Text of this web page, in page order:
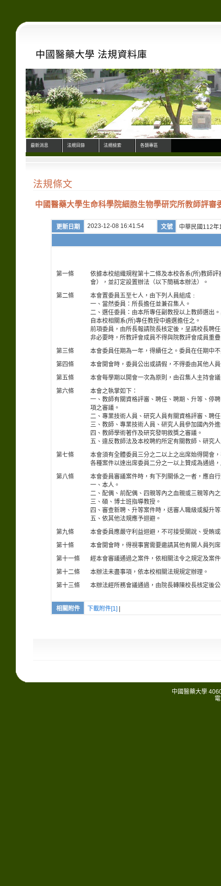
中國醫藥大學 法規資料庫
最新消息 法規目錄 法規檢索 各類專區
法規條文
中國醫藥大學生命科學院細胞生物學研究所教師評審
更新日期 2023-12-08 16:41:54 文號 中華民國112
第一條
依據本校組織規程第十二條及本校各系(所)教師
會），並訂定設置辦法（以下簡稱本辦法）。
第二條
本會置委員五至七人，由下列人員組成﹕
一、當然委員：所長擔任並兼召集人。
二、選任委員：由本所專任副教授以上教師選出
自本校相關系(所)專任教授中遴選擔任之。
前項委員，由所長報請院長核定後，呈請校長聘
非必要時，所教評會成員不得與院教評會成員重
第三條
本會委員任期為一年，得續任之。委員在任期中
第四條
本會開會時，委員公出或請假，不得委由其他人
第五條
本會每學期以開會一次為原則，由召集人主持會
第六條
本會之執掌如下：
一、教師有關資格評審、聘任、聘期、升等、停
項之審議。
二、專業技術人員、研究人員有關資格評審、聘
三、教師、專業技術人員、研究人員參加國內外
四、教師學術著作及研究發明敘獎之審議。
五、違反教師法及本校聘約所定有關教師、研究
第七條
本會須有全體委員三分之二以上之出席始得開會
各種案件以達出席委員二分之一以上贊成為通過
第八條
本會委員審議案件時，有下列關係之一者，應自
一、本人。
二、配偶、前配偶、四親等內之血親或三親等內
三、碩、博士班指導教授。
四、審查新聘、升等案件時，送審人職級或擬升
五、依其他法規應予迴避。
第九條
本會委員應嚴守利益迴避，不可接受關說、受賄
第十條
本會開會時，得視事實需要邀請其他有關人員列
第十一條
經本會審議通過之案件，依相關法令之規定及案
第十二條
本辦法未盡事項，依本校相關法規規定辦理。
第十三條
本辦法經所務會議通過，由院長轉陳校長核定後
相關附件 下載附件[1]
中國醫藥大學